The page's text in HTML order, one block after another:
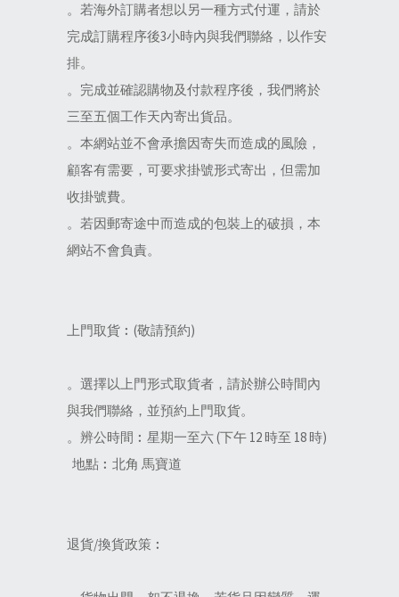
。若海外訂購者想以另一種方式付運，請於
完成訂購程序後3小時內與我們聯絡，以作安
排。
。完成並確認購物及付款程序後，我們將於
三至五個工作天內寄出貨品。
。本網站並不會承擔因寄失而造成的風險，
顧客有需要，可要求掛號形式寄出，但需加
收掛號費。
。若因郵寄途中而造成的包裝上的破損，本
網站不會負責。
上門取貨︰(敬請預約)
。選擇以上門形式取貨者，請於辦公時間內
與我們聯絡，並預約上門取貨。
。辨公時間︰星期一至六 (下午 12 時至 18 時)
地點︰北角 馬寶道
退貨/換貨政策︰